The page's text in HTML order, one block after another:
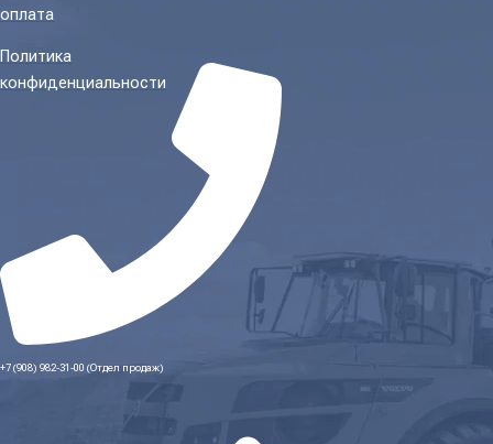
оплата
Политика
конфиденциальности
+7 (908) 982-31-00 (Отдел продаж)